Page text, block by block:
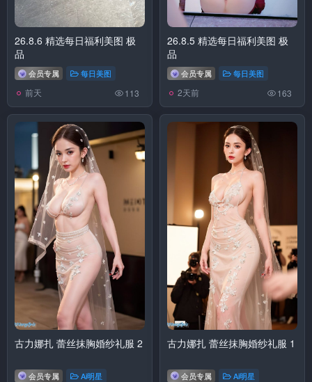
26.8.6 精选每日福利美图 极
品
会员专属 每日美图
前天 113
26.8.5 精选每日福利美图 极
品
会员专属 每日美图
2天前 163
古力娜扎 蕾丝抹胸婚纱礼服 2
会员专属 Ai明星
古力娜扎 蕾丝抹胸婚纱礼服 1
会员专属 Ai明星